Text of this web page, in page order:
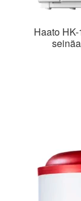
Haato